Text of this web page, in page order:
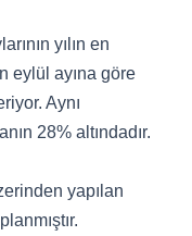
yılın en
eylül ayına göre
Aynı
28% altındadır.
yapılan